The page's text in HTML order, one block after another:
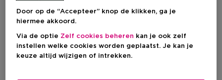
Door op de “Accepteer” knop de klikken, ga je
hiermee akkoord.
Via de optie Zelf cookies beheren kan je ook zelf
instellen welke cookies worden geplaatst. Je kan je
keuze altijd wijzigen of intrekken.